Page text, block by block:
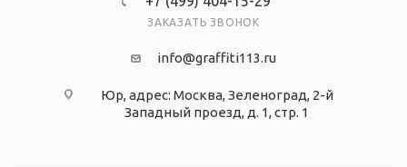
ЗАКАЗАТЬ ЗВОНОК
info@graffiti113.ru
Юр, адрес: Москва, Зеленоград, 2-й
Западный проезд, д. 1, стр. 1